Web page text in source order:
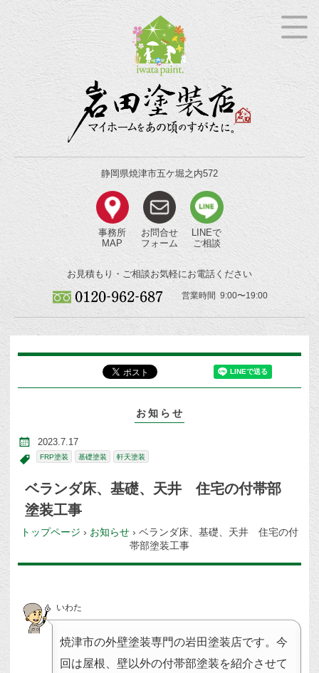
静岡県焼津市五ケ堀之内572
事務所
MAP
お問合せ
フォーム
LINEで
ご相談
お見積もり・ご相談お気軽にお電話ください
営業時間 9:00〜19:00
お知らせ
2023.7.17
FRP塗装 基礎塗装 軒天塗装
ベランダ床、基礎、天井 住宅の付帯部
塗装工事
トップページ › お知らせ › ベランダ床、基礎、天井 住宅の付
帯部塗装工事
いわた
焼津市の外壁塗装専門の岩田塗装店です。今
回は屋根、壁以外の付帯部塗装を紹介させて